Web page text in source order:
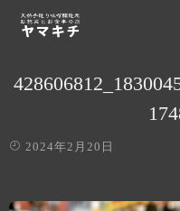
2024年2月20日